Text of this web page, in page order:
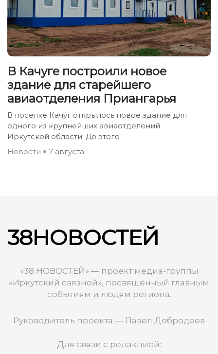
В Качуге построили новое
здание для старейшего
авиаотделения Приангарья
В поселке Качуг открылось новое здание для
одного из крупнейших авиаотделений
Иркутской области. До этого
Новости
7 августа
38НОВОСТЕЙ
«38 НОВОСТЕЙ» — проект медиа-группы
«Иркутский связной», посвященный главным
событиям и людям региона.
Руководитель проекта — Павел Добродеев
Для связи с редакцией: